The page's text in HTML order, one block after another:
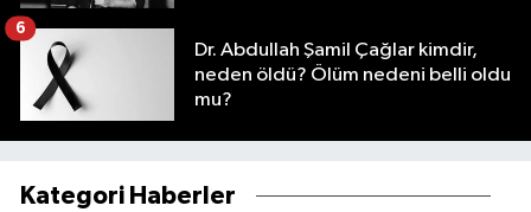
Dr. Abdullah Şamil Çağlar kimdir,
neden öldü? Ölüm nedeni belli oldu
mu?
6
Kategori Haberler